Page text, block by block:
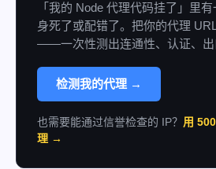
「我的 Node 代理代码挂了」里
身死了或配错了。把你的代理
——一次性测出连通性、认证、出
检测我的代理 →
也需要能通过信誉检查的 IP？ 用
理 →